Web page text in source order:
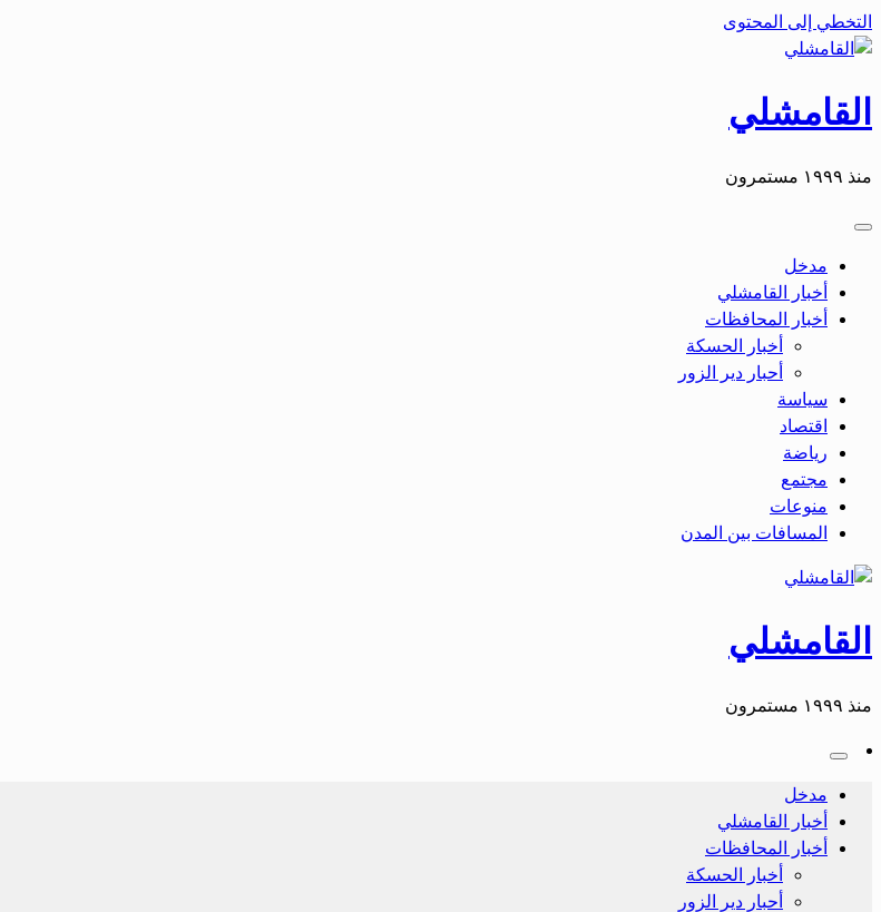
التخطي إلى المحتوى
القامشلي
منذ ١٩٩٩ مستمرون
مدخل
أخبار القامشلي
أخبار المحافظات
أخبار الحسكة
أحبار دير الزور
سياسة
اقتصاد
رياضة
مجتمع
منوعات
المسافات بين المدن
القامشلي
منذ ١٩٩٩ مستمرون
مدخل
أخبار القامشلي
أخبار المحافظات
أخبار الحسكة
أحبار دير الزور